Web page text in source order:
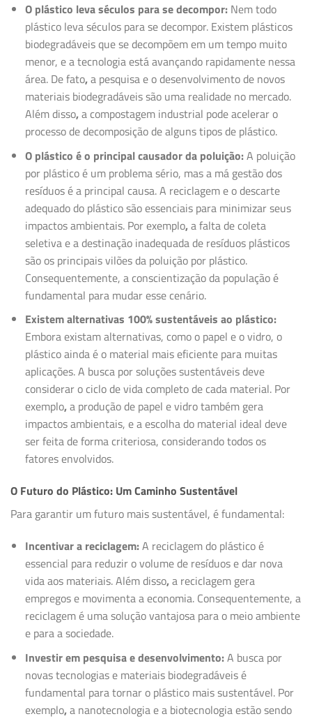
O plástico leva séculos para se decompor:Nem todo
plástico leva séculos para se decompor. Existem plásticos
biodegradáveis que se decompõem em um tempo muito
menor, e a tecnologia está avançando rapidamente nessa
área. De fato,a pesquisa e o desenvolvimento de novos
materiais biodegradáveis são uma realidade no mercado.
Além disso,a compostagem industrial pode acelerar o
processo de decomposição de alguns tipos de plástico.
O plástico é o principal causador da poluição:A poluição
por plástico é um problema sério, mas a má gestão dos
resíduos é a principal causa. A reciclagem e o descarte
adequado do plástico são essenciais para minimizar seus
impactos ambientais. Por exemplo,a falta de coleta
seletiva e a destinação inadequada de resíduos plásticos
são os principais vilões da poluição por plástico.
Consequentemente, a conscientização da população é
fundamental para mudar esse cenário.
Existem alternativas 100% sustentáveis ao plástico:
Embora existam alternativas, como o papel e o vidro, o
plástico ainda é o material mais eficiente para muitas
aplicações. A busca por soluções sustentáveis deve
considerar o ciclo de vida completo de cada material. Por
exemplo,a produção de papel e vidro também gera
impactos ambientais, e a escolha do material ideal deve
ser feita de forma criteriosa, considerando todos os
fatores envolvidos.
O Futuro do Plástico: Um Caminho Sustentável
Para garantir um futuro mais sustentável, é fundamental:
Incentivar a reciclagem:A reciclagem do plástico é
essencial para reduzir o volume de resíduos e dar nova
vida aos materiais. Além disso,a reciclagem gera
empregos e movimenta a economia. Consequentemente, a
reciclagem é uma solução vantajosa para o meio ambiente
e para a sociedade.
Investir em pesquisa e desenvolvimento:A busca por
novas tecnologias e materiais biodegradáveis é
fundamental para tornar o plástico mais sustentável. Por
exemplo,a nanotecnologia e a biotecnologia estão sendo